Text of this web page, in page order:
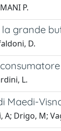
P.
grande
D.
L.
Drigo, M;